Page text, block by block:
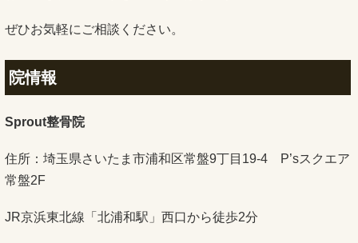
ぜひお気軽にご相談ください。
院情報
Sprout整骨院
住所：埼玉県さいたま市浦和区常盤9丁目19-4 P’sスクエア
常盤2F
JR京浜東北線「北浦和駅」西口から徒歩2分